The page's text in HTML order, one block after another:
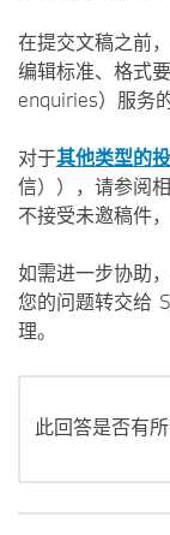
在提交文稿之前
编辑标准、格式
enquiries）服务
对于其他类型的
信）），请参阅
不接受未邀稿件
如需进一步协助
您的问题转交给
理。
此回答是否有所